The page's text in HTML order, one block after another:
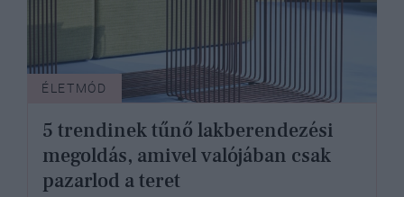
ÉLETMÓD
5 trendinek tűnő lakberendezési
megoldás, amivel valójában csak
pazarlod a teret